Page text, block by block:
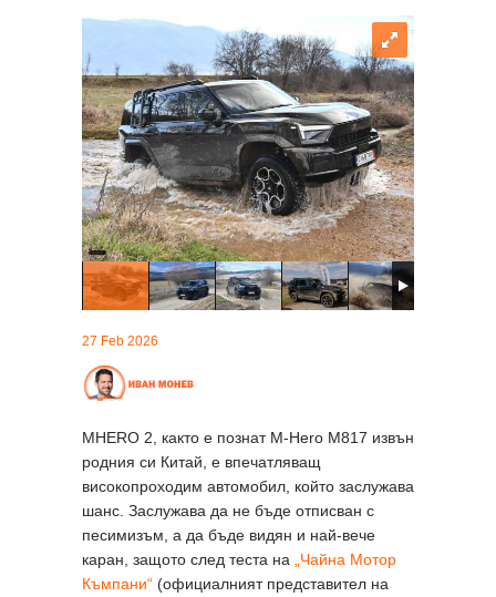
27 Feb 2026
MHERO 2, както е познат M-Hero М817 извън
родния си Китай, е впечатляващ
високопроходим автомобил, който заслужава
шанс. Заслужава да не бъде отписван с
песимизъм, а да бъде видян и най-вече
каран, защото след теста на
„Чайна Мотор
Къмпани“ (официалният представител на